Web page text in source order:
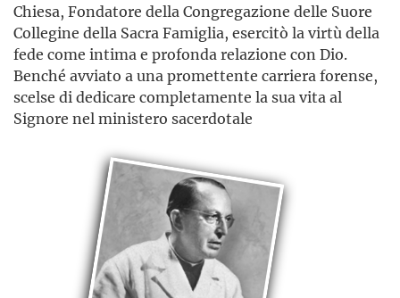
Chiesa, Fondatore della Congregazione delle Suore
Collegine della Sacra Famiglia, esercitò la virtù della
fede come intima e profonda relazione con Dio.
Benché avviato a una promettente carriera forense,
scelse di dedicare completamente la sua vita al
Signore nel ministero sacerdotale